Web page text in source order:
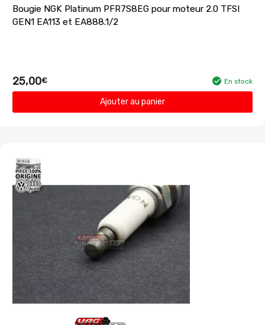
Bougie NGK Platinum PFR7S8EG pour moteur 2.0 TFSI
GEN1 EA113 et EA888.1/2
25,00€ En stock
Ajouter au panier